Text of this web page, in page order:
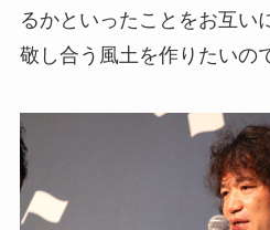
るかといったことをお互い
敬し合う風土を作りたいの